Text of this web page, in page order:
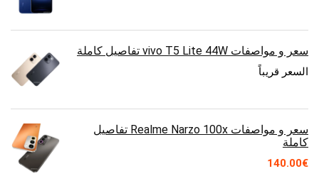
سعر و مواصفات vivo T5 Lite 44W تفاصيل كاملة
السعر قريباً
سعر و مواصفات Realme Narzo 100x تفاصيل
كاملة
€
140.00